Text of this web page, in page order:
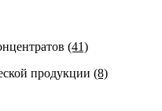
(41)
продукции (8)